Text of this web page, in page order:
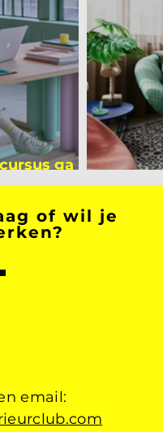
ga jij
of wil je
email: